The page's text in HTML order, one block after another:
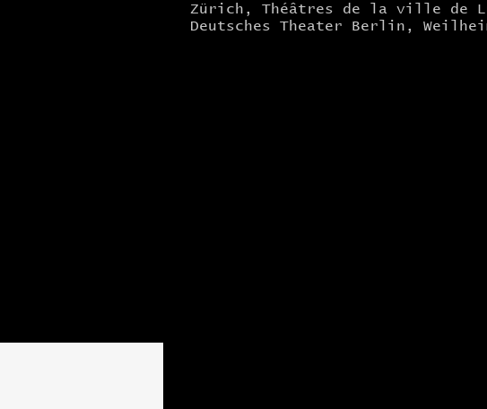
Zürich, Théâtres de la ville de
Deutsches Theater Berlin,